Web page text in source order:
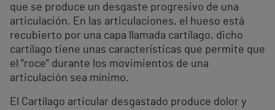
que se produce un desgaste progresivo de una
articulación. En las articulaciones, el hueso está
recubierto por una capa llamada cartílago, dicho
cartílago tiene unas características que permite que
el “roce” durante los movimientos de una
articulación sea mínimo.
El Cartílago articular desgastado produce dolor y